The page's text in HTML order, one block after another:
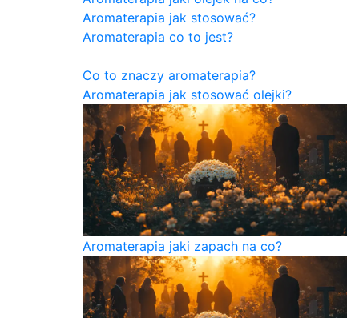
Aromaterapia jak stosować?
Aromaterapia co to jest?
Co to znaczy aromaterapia?
Aromaterapia jak stosować olejki?
Aromaterapia jaki zapach na co?